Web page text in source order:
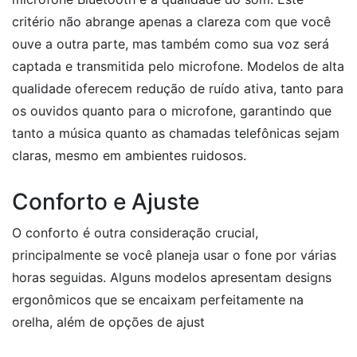
critério não abrange apenas a clareza com que você
ouve a outra parte, mas também como sua voz será
captada e transmitida pelo microfone. Modelos de alta
qualidade oferecem redução de ruído ativa, tanto para
os ouvidos quanto para o microfone, garantindo que
tanto a música quanto as chamadas telefônicas sejam
claras, mesmo em ambientes ruidosos.
Conforto e Ajuste
O conforto é outra consideração crucial,
principalmente se você planeja usar o fone por várias
horas seguidas. Alguns modelos apresentam designs
ergonômicos que se encaixam perfeitamente na
orelha, além de opções de ajust